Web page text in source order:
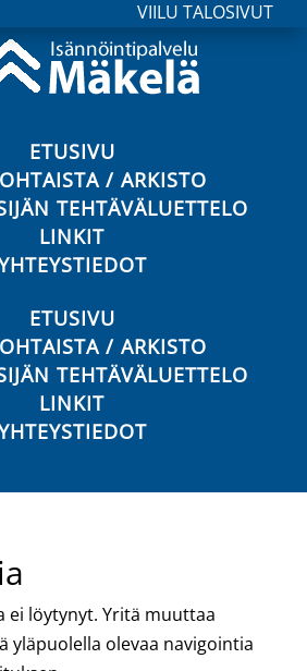
VIILU TALOSIVUT
ETUSIVU
/ ARKISTO
TEHTÄVÄLUETTELO
LINKIT
ETUSIVU
/ ARKISTO
TEHTÄVÄLUETTELO
LINKIT
ei löytynyt. Yritä muuttaa
yläpuolella olevaa navigointia